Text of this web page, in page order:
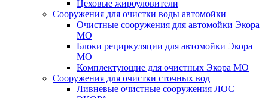
Цеховые жироуловители
Сооружения для очистки воды автомойки
Очистные сооружения для автомойки Экора
МО
Блоки рециркуляции для автомойки Экора
МО
Комплектующие для очистных Экора МО
Сооружения для очистки сточных вод
Ливневые очистные сооружения ЛОС